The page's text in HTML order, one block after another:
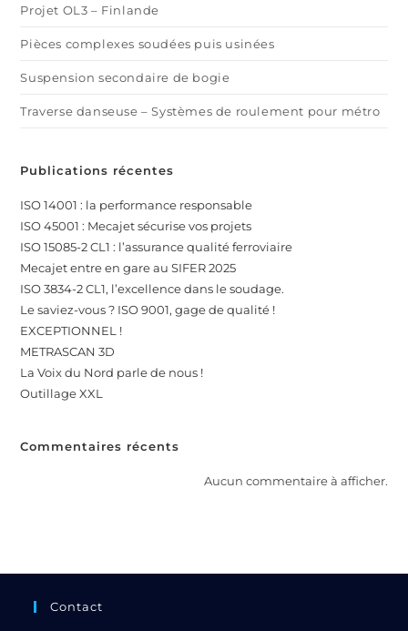
Projet OL3 – Finlande
Pièces complexes soudées puis usinées
Suspension secondaire de bogie
Traverse danseuse – Systèmes de roulement pour métro
Publications récentes
ISO 14001 : la performance responsable
ISO 45001 : Mecajet sécurise vos projets
ISO 15085-2 CL1 : l’assurance qualité ferroviaire
Mecajet entre en gare au SIFER 2025
ISO 3834-2 CL1, l’excellence dans le soudage.
Le saviez-vous ? ISO 9001, gage de qualité !
EXCEPTIONNEL !
METRASCAN 3D
La Voix du Nord parle de nous !
Outillage XXL
Commentaires récents
Aucun commentaire à afficher.
Contact